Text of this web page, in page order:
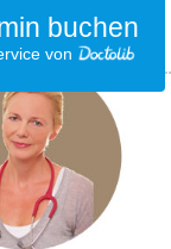
buchen
von